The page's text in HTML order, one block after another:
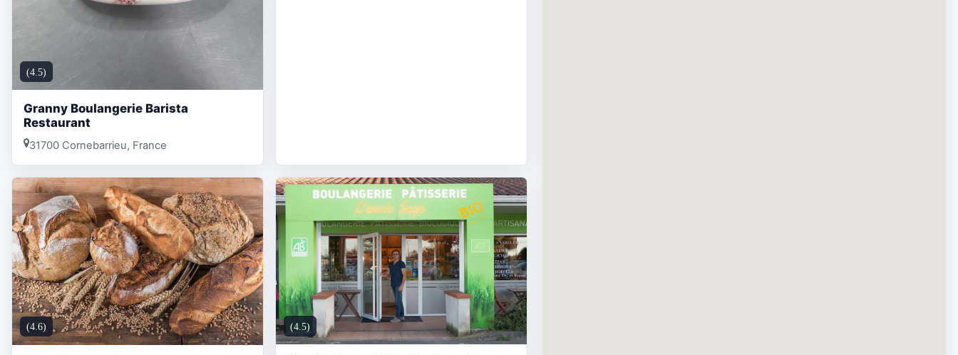
(4.5)
Granny Boulangerie Barista
Restaurant
31700 Cornebarrieu, France
(4.6) (4.5)